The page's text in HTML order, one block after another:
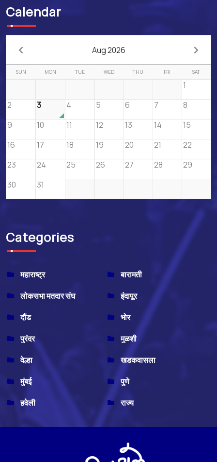
Calendar
Aug 2026
SUN MON TUE WED THU FRI SAT
1
2
3 4 5 6 7
8
9
10 11 12 13 14
15
16
17 18 19 20 21
22
23
24 25 26 27 28
29
30
31
Categories
महाराष्ट्र
बारामती
लोकसभा मतदार संघ
इंदापूर
दौंड
भोर
पुरंदर
मुळशी
वेल्हा
खडकवासला
मुंबई
पुणे
हवेली
राज्य